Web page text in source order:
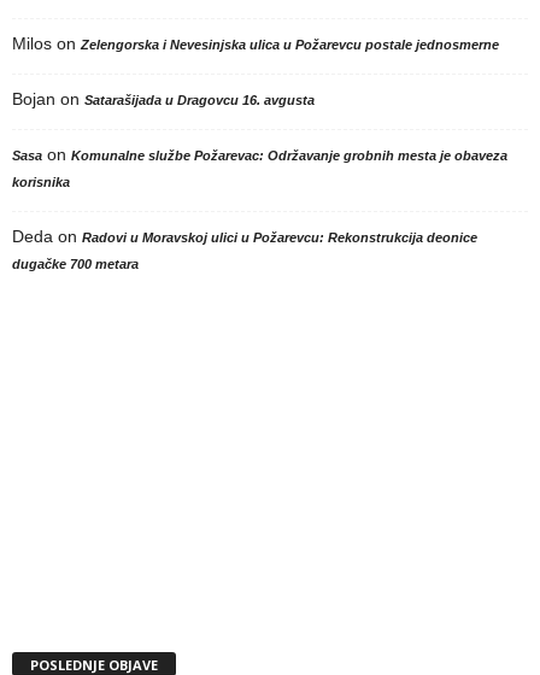
Milos on Zelengorska i Nevesinjska ulica u Požarevcu postale jednosmerne
Bojan on Satarašijada u Dragovcu 16. avgusta
Sasa on Komunalne službe Požarevac: Održavanje grobnih mesta je obaveza
korisnika
Deda on Radovi u Moravskoj ulici u Požarevcu: Rekonstrukcija deonice
dugačke 700 metara
POSLEDNJE OBJAVE